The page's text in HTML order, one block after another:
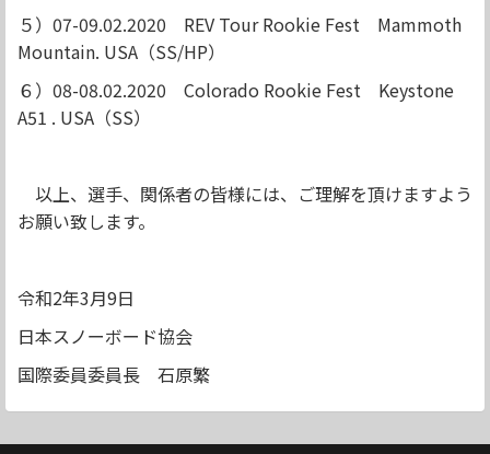
５） 07-09.02.2020 REV Tour Rookie Fest
Mammoth
Mountain. USA （SS/HP）
６） 08-08.02.2020 Colorado Rookie Fest
Keystone
A51 . USA （SS）
以上、選手、関係者の皆様には、ご理解を頂けますよう
お願い致します。
令和2年3月9日
日本スノーボード協会
国際委員委員長 石原繁